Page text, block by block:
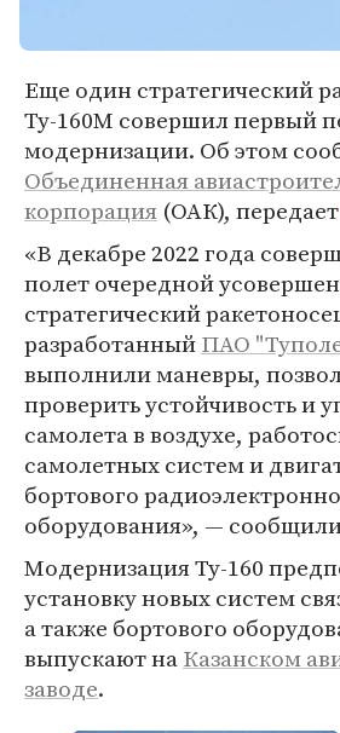
Еще один стратегический
Ту-160М совершил первый
модернизации. Об этом
Объединенная
корпорация (ОАК), передает
«В декабре 2022 года
полет очередной
стратегический
разработанныйПАО
выполнили маневры,
проверить устойчивость и
самолета в воздухе,
самолетных систем и
бортового
оборудования», —
Модернизация Ту-160
установку новых систем
а также бортового
выпускают наКазанском
заводе.